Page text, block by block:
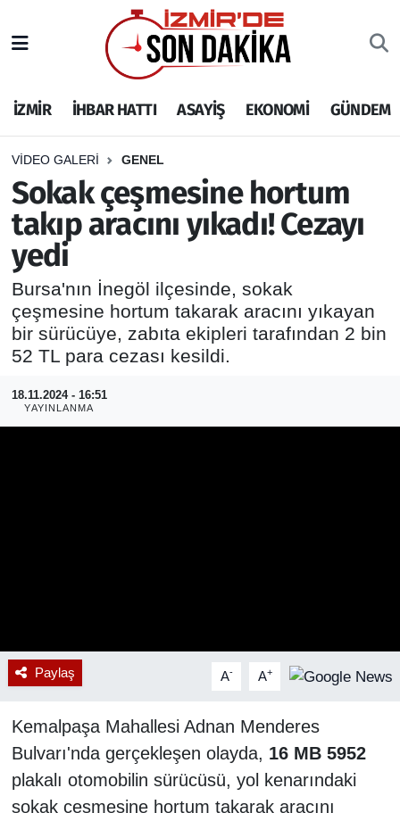
İZMİR İHBAR HATTI ASAYİŞ EKONOMİ GÜNDEM
VIDEO GALERI GENEL
Sokak çeşmesine hortum
takıp aracını yıkadı! Cezayı
yedi
Bursa'nın İnegöl ilçesinde, sokak
çeşmesine hortum takarak aracını yıkayan
bir sürücüye, zabıta ekipleri tarafından 2 bin
52 TL para cezası kesildi.
18.11.2024 - 16:51
YAYINLANMA
Paylaş A- A+
Kemalpaşa Mahallesi Adnan Menderes
Bulvarı'nda gerçekleşen olayda, 16 MB 5952
plakalı otomobilin sürücüsü, yol kenarındaki
sokak çeşmesine hortum takarak aracını
İHBAR HATTI
DEPREM
GENEL
EKONOMİ
SİYASET
SPOR
ASAYİŞ
RESMİ REKLAM
İzmir Nöbetçi Eczaneler
İzmir Hava Durumu
İzmir Namaz Vakitleri
İzmir Trafik Yoğunluk Haritası
Puan Durumu ve Fikstür
Tüm Manşetler
Son Dakika Haberleri
Haber Arşivi